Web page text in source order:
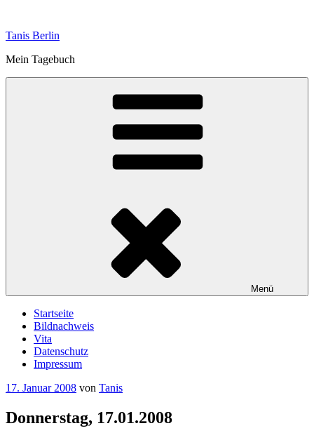
springen
Tanis Berlin
Mein Tagebuch
Menü
Startseite
Bildnachweis
Vita
Datenschutz
Impressum
Veröffentlicht
17. Januar 2008 von Tanis
Donnerstag, 17.01.2008